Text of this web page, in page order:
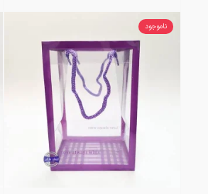
ناموجود